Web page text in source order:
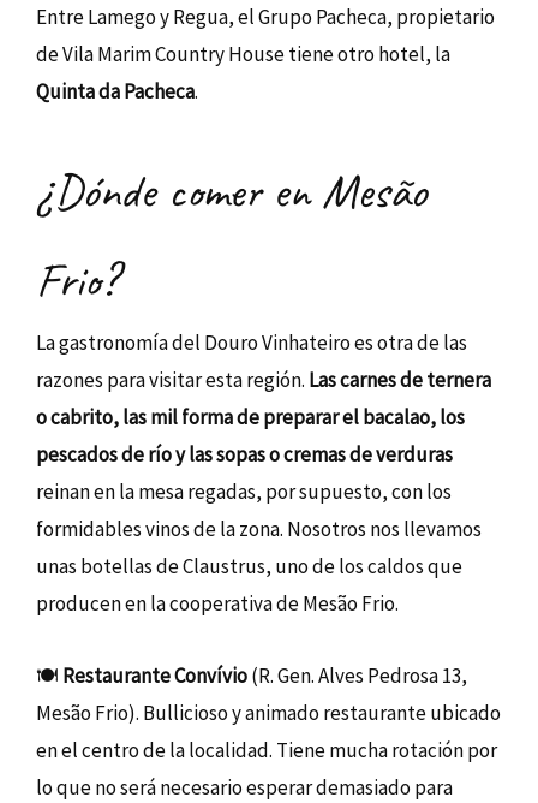
Entre Lamego y Regua, el Grupo Pacheca, propietario
de Vila Marim Country House tiene otro hotel, la
Quinta da Pacheca.
¿Dónde comer en Mesão
Frio?
La gastronomía del Douro Vinhateiro es otra de las
razones para visitar esta región. Las carnes de ternera
o cabrito, las mil forma de preparar el bacalao, los
pescados de río y las sopas o cremas de verduras
reinan en la mesa regadas, por supuesto, con los
formidables vinos de la zona. Nosotros nos llevamos
unas botellas de Claustrus, uno de los caldos que
producen en la cooperativa de Mesão Frio.
🍽️ Restaurante Convívio(R. Gen. Alves Pedrosa 13,
Mesão Frio). Bullicioso y animado restaurante ubicado
en el centro de la localidad. Tiene mucha rotación por
lo que no será necesario esperar demasiado para